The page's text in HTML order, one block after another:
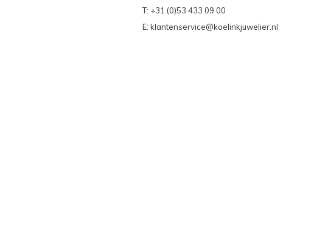
T: +31 (0)53 433 09 00
E: klantenservice@koelinkjuwelier.nl